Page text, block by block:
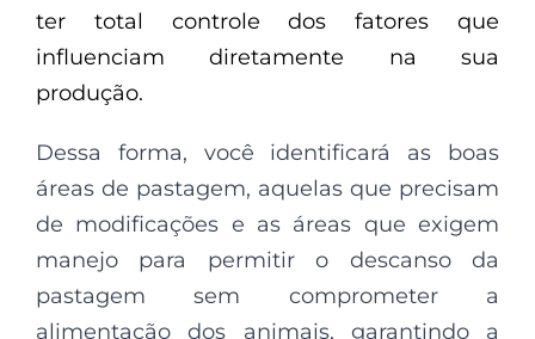
ter total controle dos fatores que
influenciam diretamente na sua
produção.
Dessa forma, você identificará as boas
áreas de pastagem, aquelas que precisam
de modificações e as áreas que exigem
manejo para permitir o descanso da
pastagem sem comprometer a
alimentação dos animais, garantindo a